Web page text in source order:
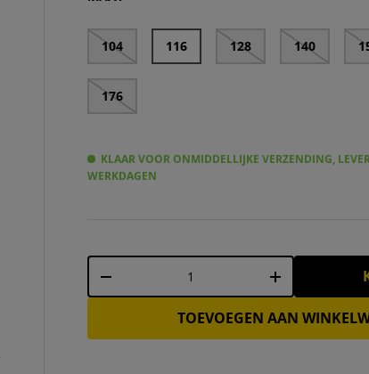
104 116 128 140
176
KLAAR VOOR ONMIDDELLIJKE VERZENDING,
WERKDAGEN
Aantal
- +
TOEVOEGEN AAN